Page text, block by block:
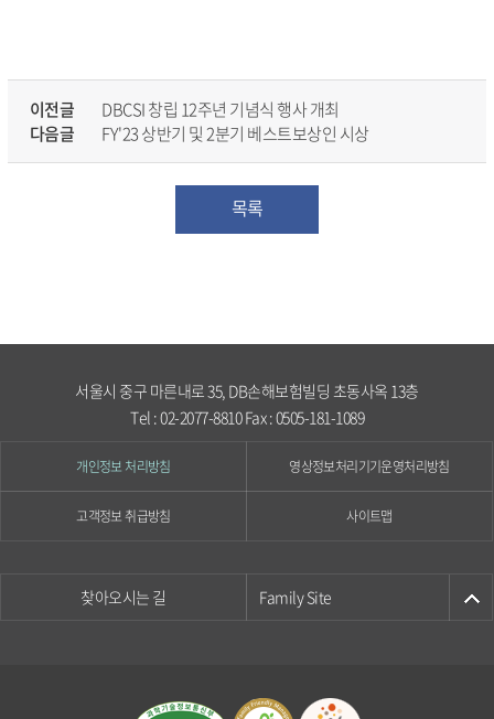
이전글
DBCSI 창립 12주년 기념식 행사 개최
다음글
FY'23 상반기 및 2분기 베스트보상인 시상
목록
서울시 중구 마른내로 35, DB손해보험빌딩 초동사옥 13층
Tel : 02-2077-8810 Fax : 0505-181-1089
개인정보 처리방침 영상정보처리기기운영처리방침
고객정보 취급방침 사이트맵
찾아오시는 길 Family Site